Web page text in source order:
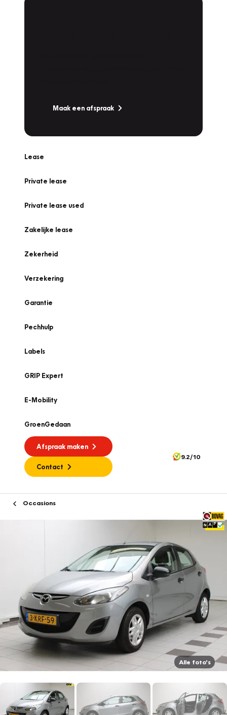
Maak een afspraak
Lease
Private lease
Private lease used
Zakelijke lease
Zekerheid
Verzekering
Garantie
Pechhulp
Labels
GRIP Expert
E-Mobility
GroenGedaan
Afspraak maken
Contact
9.2/10
Occasions
Alle foto's